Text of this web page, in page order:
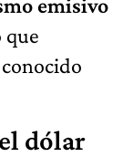
emisivo
que
dólar